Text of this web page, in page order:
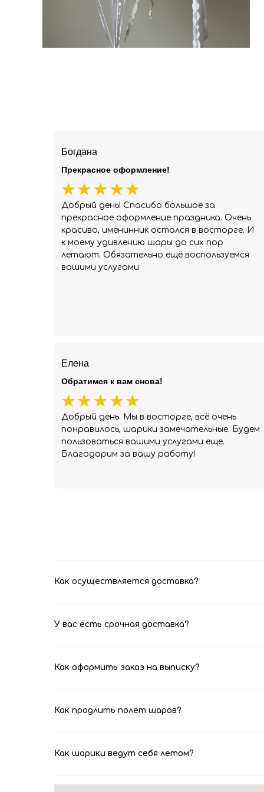
Елена
Добрый день. Мы в восторге, всё очень
понравилось, шарики замечательные. Будем
пользоваться вашими услугами еще.
Благодарим за вашу работу!
Обратимся к вам снова!
Богдана
Добрый день! Спасибо большое за
прекрасное оформление праздника. Очень
красиво, именинник остался в восторге. И
к моему удивлению шары до сих пор
летают. Обязательно ещё воспользуемся
вашими услугами
Прекрасное оформление!
Как осуществляется доставка?
У вас есть срочная доставка?
Как оформить заказ на выписку?
Как продлить полет шаров?
Как шарики ведут себя летом?